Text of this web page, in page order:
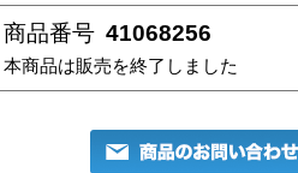
商品番号 41068256
本商品は販売を終了しました